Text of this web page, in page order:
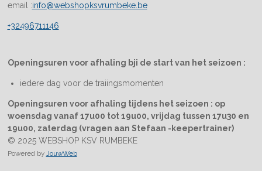
email :info@webshopksvrumbeke.be
+32496711146
Openingsuren voor afhaling bji de start van het seizoen :
iedere dag voor de traiingsmomenten
Openingsuren voor afhaling tijdens het seizoen : op
woensdag vanaf 17u00 tot 19u00, vrijdag tussen 17u30 en
19u00, zaterdag (vragen aan Stefaan -keepertrainer)
© 2025 WEBSHOP KSV RUMBEKE
Powered by JouwWeb